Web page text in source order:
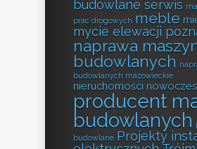
budowlane serwis
prac drogowych meble
mycie elewacji
naprawa
budowlanych
budowlanych mazowieckie
nieruchomości
producent
budowlanych
budowlane Projekty